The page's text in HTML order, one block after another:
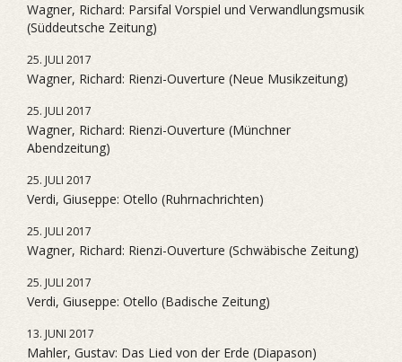
Wagner, Richard: Parsifal Vorspiel und Verwandlungsmusik
(Süddeutsche Zeitung)
25. JULI 2017
Wagner, Richard: Rienzi-Ouverture (Neue Musikzeitung)
25. JULI 2017
Wagner, Richard: Rienzi-Ouverture (Münchner
Abendzeitung)
25. JULI 2017
Verdi, Giuseppe: Otello (Ruhrnachrichten)
25. JULI 2017
Wagner, Richard: Rienzi-Ouverture (Schwäbische Zeitung)
25. JULI 2017
Verdi, Giuseppe: Otello (Badische Zeitung)
13. JUNI 2017
Mahler, Gustav: Das Lied von der Erde (Diapason)